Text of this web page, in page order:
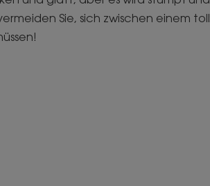
Sie, sich zwischen einem